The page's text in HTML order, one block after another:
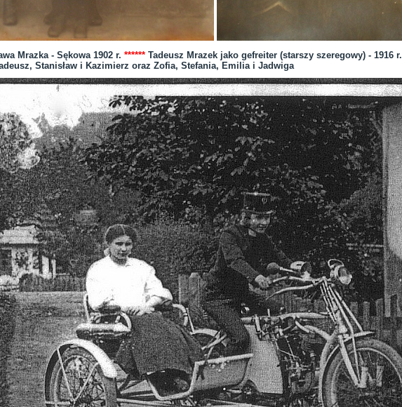
Mrazka - Sękowa 1902 r. ****** Tadeusz Mrazek jako gefreiter (starszy szeregowy) - 1916 r.
Stanisław i Kazimierz oraz Zofia, Stefania, Emilia i Jadwiga